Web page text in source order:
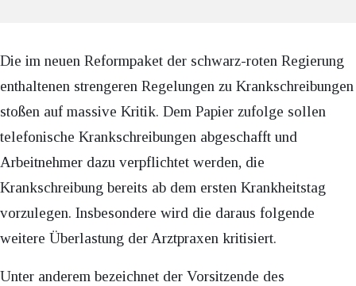
Die im neuen Reformpaket der schwarz-roten Regierung
enthaltenen strengeren Regelungen zu Krankschreibungen
stoßen auf massive Kritik. Dem Papier zufolge sollen
telefonische Krankschreibungen abgeschafft und
Arbeitnehmer dazu verpflichtet werden, die
Krankschreibung bereits ab dem ersten Krankheitstag
vorzulegen. Insbesondere wird die daraus folgende
weitere Überlastung der Arztpraxen kritisiert.
Unter anderem bezeichnet der Vorsitzende des